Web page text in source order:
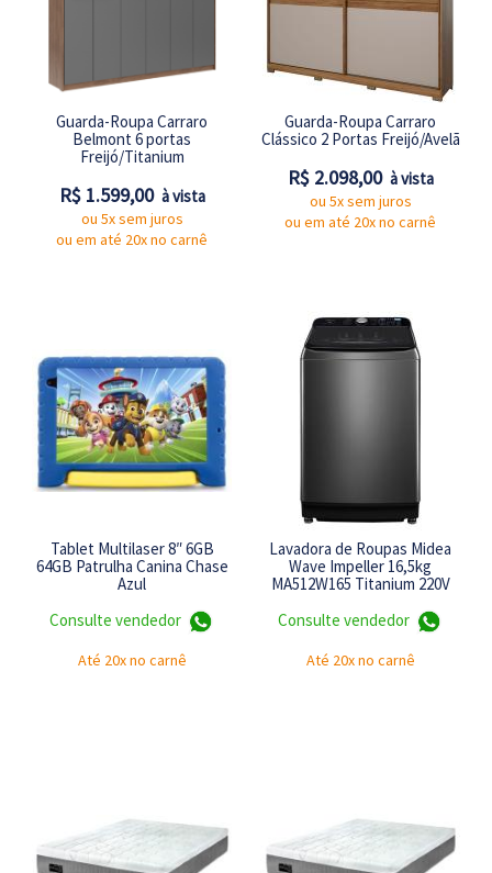
Guarda-Roupa Carraro
Belmont 6 portas
Freijó/Titanium
R$ 1.599,00 à vista
ou 5x sem juros
ou em até 20x no carnê
Guarda-Roupa Carraro
Clássico 2 Portas Freijó/Avelã
R$ 2.098,00 à vista
ou 5x sem juros
ou em até 20x no carnê
Tablet Multilaser 8″ 6GB
64GB Patrulha Canina Chase
Azul
Consulte vendedor
Até 20x no carnê
Lavadora de Roupas Midea
Wave Impeller 16,5kg
MA512W165 Titanium 220V
Consulte vendedor
Até 20x no carnê